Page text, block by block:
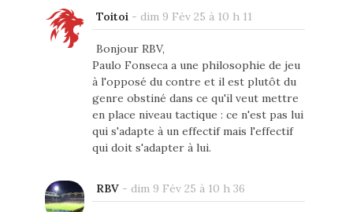
Toitoi - dim 9 Fév 25 à 10 h 11
Bonjour RBV,
Paulo Fonseca a une philosophie de jeu
à l'opposé du contre et il est plutôt du
genre obstiné dans ce qu'il veut mettre
en place niveau tactique : ce n'est pas lui
qui s'adapte à un effectif mais l'effectif
qui doit s'adapter à lui.
RBV- dim 9 Fév 25 à 10 h 36